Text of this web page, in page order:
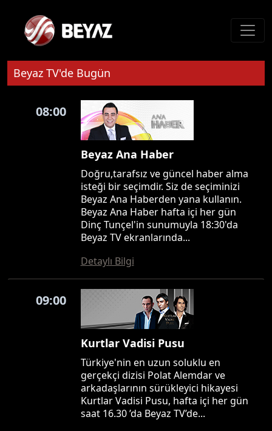
Beyaz TV'de Bugün
08:00
Beyaz Ana Haber
Doğru,tarafsız ve güncel haber alma
isteği bir seçimdir. Siz de seçiminizi
Beyaz Ana Haberden yana kullanın.
Beyaz Ana Haber hafta içi her gün
Dinç Tunçel'in sunumuyla 18:30'da
Beyaz TV ekranlarında...
Detaylı Bilgi
09:00
Kurtlar Vadisi Pusu
Türkiye'nin en uzun soluklu en
gerçekçi dizisi Polat Alemdar ve
arkadaşlarının sürükleyici hikayesi
Kurtlar Vadisi Pusu, hafta içi her gün
saat 16.30 ’da Beyaz TV’de...